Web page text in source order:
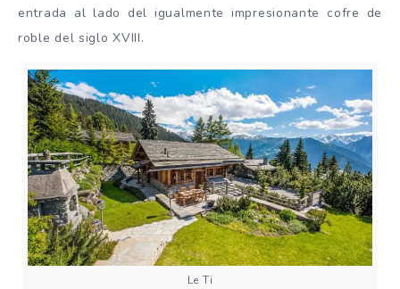
entrada al lado del igualmente impresionante cofre de
roble del siglo XVIII.
Le Ti